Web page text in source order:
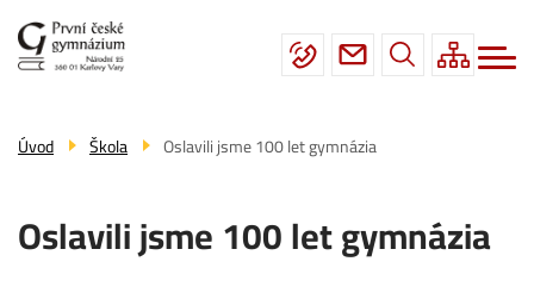
Přejít
hlavnímu
Menu
navigace
Škola
Studium
Kontakty
Úvod Škola Oslavili jsme 100 let gymnázia
Oslavili jsme 100 let gymnázia